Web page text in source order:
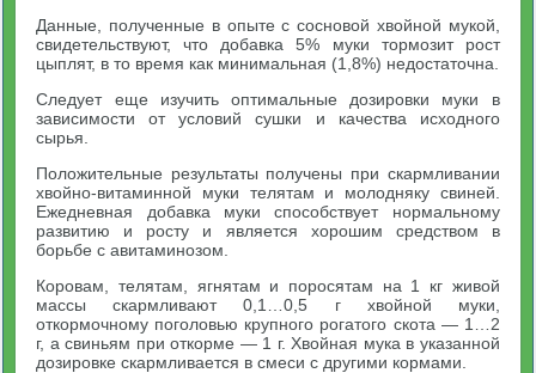
Данные, полученные в опыте с сосновой хвойной мукой,
свидетельствуют, что добавка 5% муки тормозит рост
цыплят, в то время как минимальная (1,8%) недостаточна.
Следует еще изучить оптимальные дозировки муки в
зависимости от условий сушки и качества исходного
сырья.
Положительные результаты получены при скармливании
хвойно-витаминной муки телятам и молодняку свиней.
Ежедневная добавка муки способствует нормальному
развитию и росту и является хорошим средством в
борьбе с авитаминозом.
Коровам, телятам, ягнятам и поросятам на 1 кг живой
массы скармливают 0,1…0,5 г хвойной муки,
откормочному поголовью крупного рогатого скота — 1…2
г, а свиньям при откорме — 1 г. Хвойная мука в указанной
дозировке скармливается в смеси с другими кормами.